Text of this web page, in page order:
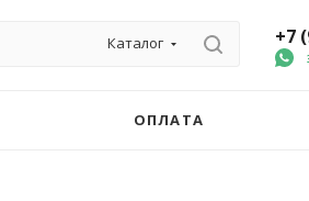
Каталог +7
ОПЛАТА